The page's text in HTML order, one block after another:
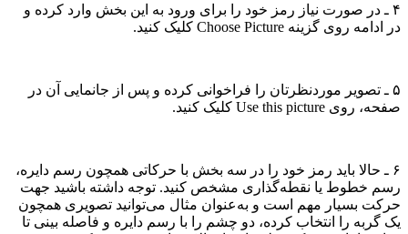
۴ ـ در صورت نیاز رمز خود را برای ورود به این بخش وارد کرده و
در ادامه روی گزینه Choose Picture کلیک کنید.
۵ ـ تصویر موردنظرتان را فراخوانی کرده و پس از جانمایی آن در
صفحه، روی Use this picture کلیک کنید.
۶ ـ حالا باید رمز خود را در سه بخش با حرکاتی همچون رسم دایره،
رسم خطوط یا نقطه‌گذاری مشخص کنید. توجه داشته باشید جهت
حرکت بسیار مهم است و به‌عنوان مثال می‌توانید تصویری همچون
یک گربه را انتخاب کرده، دو چشم را با رسم دایره و فاصله بینی تا